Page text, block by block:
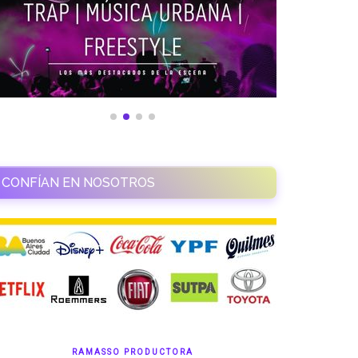
CONFÍAN EN NOSOTROS
RAMASSO PRODUCTORA